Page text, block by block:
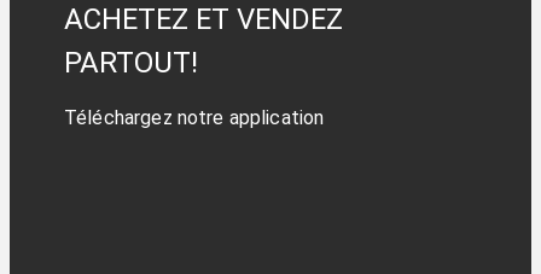
ACHETEZ ET VENDEZ
PARTOUT!
Téléchargez notre application